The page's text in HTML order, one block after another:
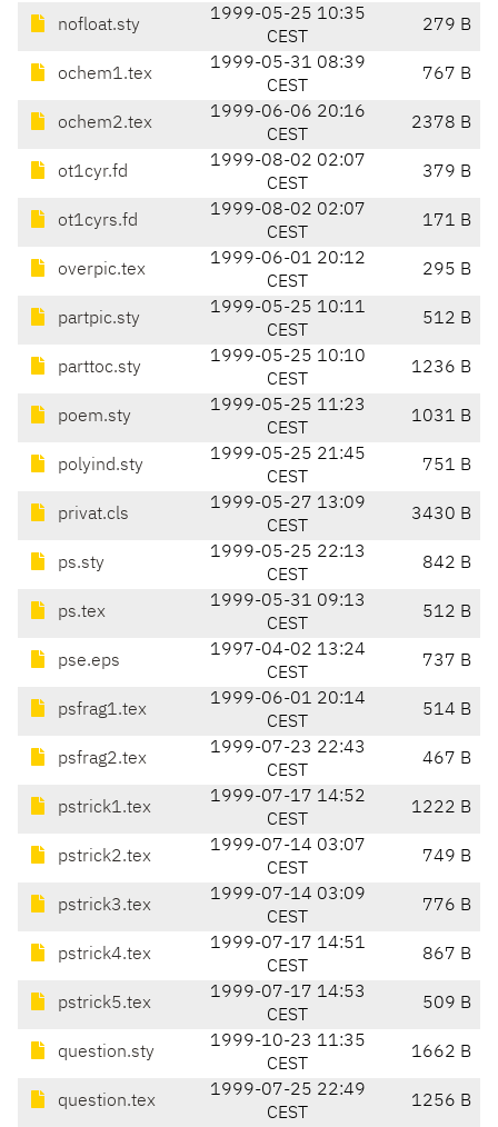
nofloat.sty
1999-05-25 10:35
CEST
279 B
ochem1.tex
1999-05-31 08:39
CEST
767 B
ochem2.tex
1999-06-06 20:16
CEST
2378 B
ot1cyr.fd
1999-08-02 02:07
CEST
379 B
ot1cyrs.fd
1999-08-02 02:07
CEST
171 B
overpic.tex
1999-06-01 20:12
CEST
295 B
partpic.sty
1999-05-25 10:11
CEST
512 B
parttoc.sty
1999-05-25 10:10
CEST
1236 B
poem.sty
1999-05-25 11:23
CEST
1031 B
polyind.sty
1999-05-25 21:45
CEST
751 B
privat.cls
1999-05-27 13:09
CEST
3430 B
ps.sty
1999-05-25 22:13
CEST
842 B
ps.tex
1999-05-31 09:13
CEST
512 B
pse.eps
1997-04-02 13:24
CEST
737 B
psfrag1.tex
1999-06-01 20:14
CEST
514 B
psfrag2.tex
1999-07-23 22:43
CEST
467 B
pstrick1.tex
1999-07-17 14:52
CEST
1222 B
pstrick2.tex
1999-07-14 03:07
CEST
749 B
pstrick3.tex
1999-07-14 03:09
CEST
776 B
pstrick4.tex
1999-07-17 14:51
CEST
867 B
pstrick5.tex
1999-07-17 14:53
CEST
509 B
question.sty
1999-10-23 11:35
CEST
1662 B
question.tex
1999-07-25 22:49
CEST
1256 B